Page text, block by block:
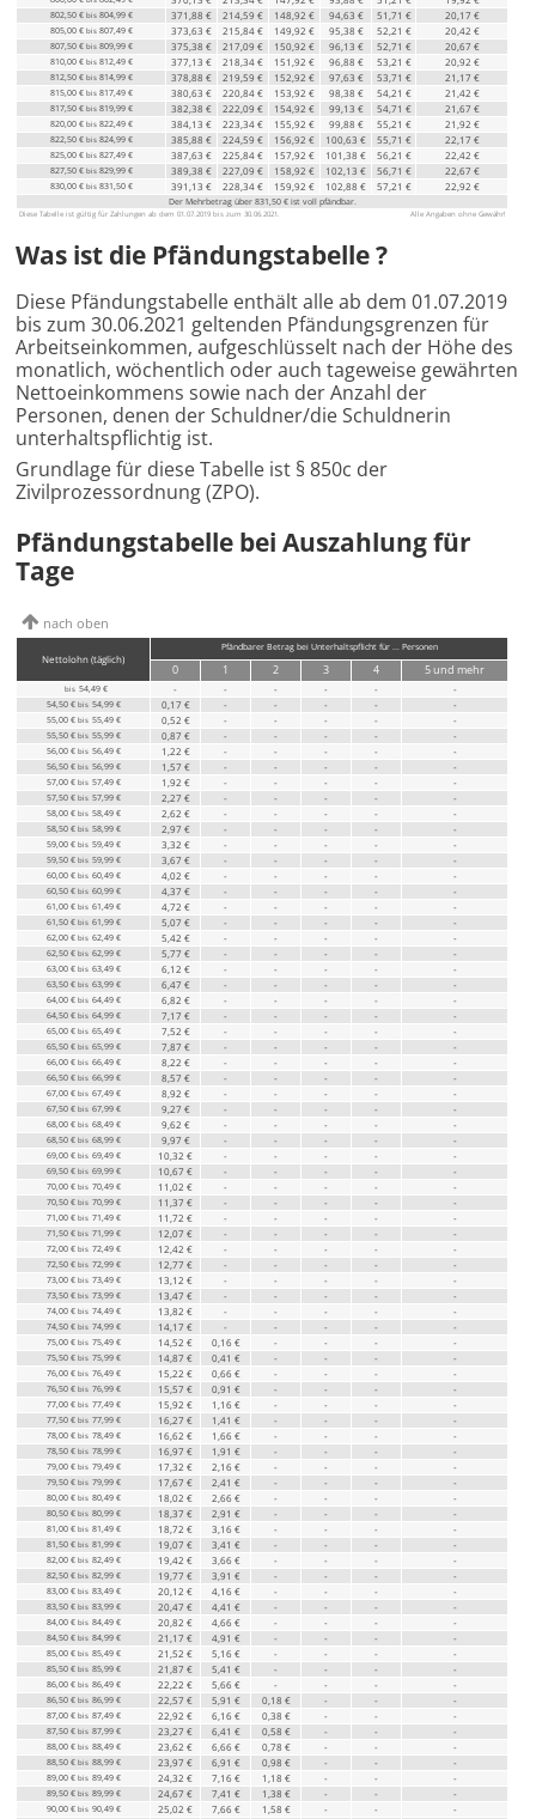
Diese Tabelle ist gültig für Zahlungen ab dem 01.07.2019 bis zum 30.06.2021. Alle Angaben ohne Gewähr!
802,50 € bis 804,99 € 371,88 € 214,59 € 148,92 € 94,63 € 51,71 € 20,17 €
805,00 € bis 807,49 € 373,63 € 215,84 € 149,92 € 95,38 € 52,21 € 20,42 €
807,50 € bis 809,99 € 375,38 € 217,09 € 150,92 € 96,13 € 52,71 € 20,67 €
810,00 € bis 812,49 € 377,13 € 218,34 € 151,92 € 96,88 € 53,21 € 20,92 €
812,50 € bis 814,99 € 378,88 € 219,59 € 152,92 € 97,63 € 53,71 € 21,17 €
815,00 € bis 817,49 € 380,63 € 220,84 € 153,92 € 98,38 € 54,21 € 21,42 €
817,50 € bis 819,99 € 382,38 € 222,09 € 154,92 € 99,13 € 54,71 € 21,67 €
820,00 € bis 822,49 € 384,13 € 223,34 € 155,92 € 99,88 € 55,21 € 21,92 €
822,50 € bis 824,99 € 385,88 € 224,59 € 156,92 € 100,63 € 55,71 € 22,17 €
825,00 € bis 827,49 € 387,63 € 225,84 € 157,92 € 101,38 € 56,21 € 22,42 €
827,50 € bis 829,99 € 389,38 € 227,09 € 158,92 € 102,13 € 56,71 € 22,67 €
830,00 € bis 831,50 € 391,13 € 228,34 € 159,92 € 102,88 € 57,21 € 22,92 €
Der Mehrbetrag über 831,50 € ist voll pfändbar.
Was ist die Pfändungstabelle ?
Diese Pfändungstabelle enthält alle ab dem 01.07.2019
bis zum 30.06.2021 geltenden Pfändungsgrenzen für
Arbeitseinkommen, aufgeschlüsselt nach der Höhe des
monatlich, wöchentlich oder auch tageweise gewährten
Nettoeinkommens sowie nach der Anzahl der
Personen, denen der Schuldner/die Schuldnerin
unterhaltspflichtig ist.
Grundlage für diese Tabelle ist § 850c der
Zivilprozessordnung (ZPO).
Pfändungstabelle bei Auszahlung für
Tage
nach oben
Nettolohn(täglich)
Pfändbarer Betrag bei Unterhaltspflicht für ... Personen
0 1 2 3 4 5und mehr
bis 54,49 € - - - - - -
54,50 € bis 54,99 € 0,17 € - - - - -
55,00 € bis 55,49 € 0,52 € - - - - -
55,50 € bis 55,99 € 0,87 € - - - - -
56,00 € bis 56,49 € 1,22 € - - - - -
56,50 € bis 56,99 € 1,57 € - - - - -
57,00 € bis 57,49 € 1,92 € - - - - -
57,50 € bis 57,99 € 2,27 € - - - - -
58,00 € bis 58,49 € 2,62 € - - - - -
58,50 € bis 58,99 € 2,97 € - - - - -
59,00 € bis 59,49 € 3,32 € - - - - -
59,50 € bis 59,99 € 3,67 € - - - - -
60,00 € bis 60,49 € 4,02 € - - - - -
60,50 € bis 60,99 € 4,37 € - - - - -
61,00 € bis 61,49 € 4,72 € - - - - -
61,50 € bis 61,99 € 5,07 € - - - - -
62,00 € bis 62,49 € 5,42 € - - - - -
62,50 € bis 62,99 € 5,77 € - - - - -
63,00 € bis 63,49 € 6,12 € - - - - -
63,50 € bis 63,99 € 6,47 € - - - - -
64,00 € bis 64,49 € 6,82 € - - - - -
64,50 € bis 64,99 € 7,17 € - - - - -
65,00 € bis 65,49 € 7,52 € - - - - -
65,50 € bis 65,99 € 7,87 € - - - - -
66,00 € bis 66,49 € 8,22 € - - - - -
66,50 € bis 66,99 € 8,57 € - - - - -
67,00 € bis 67,49 € 8,92 € - - - - -
67,50 € bis 67,99 € 9,27 € - - - - -
68,00 € bis 68,49 € 9,62 € - - - - -
68,50 € bis 68,99 € 9,97 € - - - - -
69,00 € bis 69,49 € 10,32 € - - - - -
69,50 € bis 69,99 € 10,67 € - - - - -
70,00 € bis 70,49 € 11,02 € - - - - -
70,50 € bis 70,99 € 11,37 € - - - - -
71,00 € bis 71,49 € 11,72 € - - - - -
71,50 € bis 71,99 € 12,07 € - - - - -
72,00 € bis 72,49 € 12,42 € - - - - -
72,50 € bis 72,99 € 12,77 € - - - - -
73,00 € bis 73,49 € 13,12 € - - - - -
73,50 € bis 73,99 € 13,47 € - - - - -
74,00 € bis 74,49 € 13,82 € - - - - -
74,50 € bis 74,99 € 14,17 € - - - - -
75,00 € bis 75,49 € 14,52 € 0,16 € - - - -
75,50 € bis 75,99 € 14,87 € 0,41 € - - - -
76,00 € bis 76,49 € 15,22 € 0,66 € - - - -
76,50 € bis 76,99 € 15,57 € 0,91 € - - - -
77,00 € bis 77,49 € 15,92 € 1,16 € - - - -
77,50 € bis 77,99 € 16,27 € 1,41 € - - - -
78,00 € bis 78,49 € 16,62 € 1,66 € - - - -
78,50 € bis 78,99 € 16,97 € 1,91 € - - - -
79,00 € bis 79,49 € 17,32 € 2,16 € - - - -
79,50 € bis 79,99 € 17,67 € 2,41 € - - - -
80,00 € bis 80,49 € 18,02 € 2,66 € - - - -
80,50 € bis 80,99 € 18,37 € 2,91 € - - - -
81,00 € bis 81,49 € 18,72 € 3,16 € - - - -
81,50 € bis 81,99 € 19,07 € 3,41 € - - - -
82,00 € bis 82,49 € 19,42 € 3,66 € - - - -
82,50 € bis 82,99 € 19,77 € 3,91 € - - - -
83,00 € bis 83,49 € 20,12 € 4,16 € - - - -
83,50 € bis 83,99 € 20,47 € 4,41 € - - - -
84,00 € bis 84,49 € 20,82 € 4,66 € - - - -
84,50 € bis 84,99 € 21,17 € 4,91 € - - - -
85,00 € bis 85,49 € 21,52 € 5,16 € - - - -
85,50 € bis 85,99 € 21,87 € 5,41 € - - - -
86,00 € bis 86,49 € 22,22 € 5,66 € - - - -
86,50 € bis 86,99 € 22,57 € 5,91 € 0,18 € - - -
87,00 € bis 87,49 € 22,92 € 6,16 € 0,38 € - - -
87,50 € bis 87,99 € 23,27 € 6,41 € 0,58 € - - -
88,00 € bis 88,49 € 23,62 € 6,66 € 0,78 € - - -
88,50 € bis 88,99 € 23,97 € 6,91 € 0,98 € - - -
89,00 € bis 89,49 € 24,32 € 7,16 € 1,18 € - - -
89,50 € bis 89,99 € 24,67 € 7,41 € 1,38 € - - -
90,00 € bis 90,49 € 25,02 € 7,66 € 1,58 € - - -